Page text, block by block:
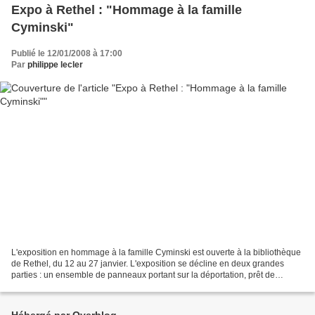
Expo à Rethel : "Hommage à la famille
Cyminski"
Publié le 12/01/2008 à 17:00
Par philippe lecler
L'exposition en hommage à la famille Cyminski est ouverte à la bibliothèque
de Rethel, du 12 au 27 janvier. L'exposition se décline en deux grandes
parties : un ensemble de panneaux portant sur la déportation, prêt de